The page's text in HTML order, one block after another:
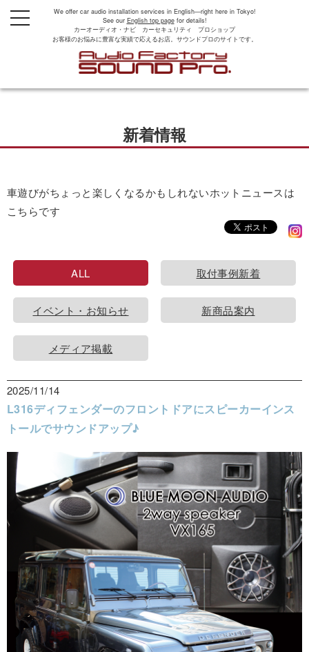
We offer car audio installation services in English—right here in Tokyo!
See our English top pagefor details!
カーオーディオ・ナビ カーセキュリティ プロショップ
お客様のお悩みに豊富な実績で応えるお店。サウンドプロのサイトです。
t
o
a
i
新着情報
車遊びがちょっと楽しくなるかもしれないホットニュースは
こちらです
ALL 取付事例新着
イベント・お知らせ 新商品案内
メディア掲載
2025/11/14
L316ディフェンダーのフロントドアにスピーカーインス
トールでサウンドアップ♪